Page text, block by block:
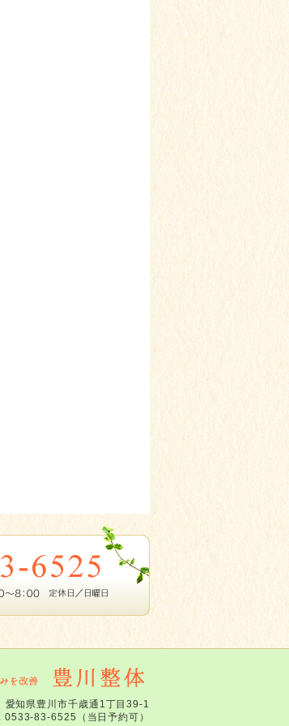
知県豊川市千歳通1丁目39-1
0533-83-6525（当日予約可）